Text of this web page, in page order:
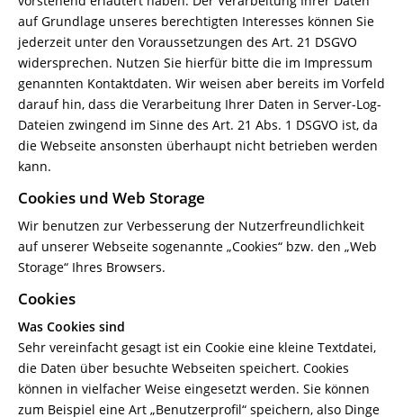
auf Grundlage unseres berechtigten Interesses können Sie
jederzeit unter den Voraussetzungen des Art. 21 DSGVO
widersprechen. Nutzen Sie hierfür bitte die im Impressum
genannten Kontaktdaten. Wir weisen aber bereits im Vorfeld
darauf hin, dass die Verarbeitung Ihrer Daten in Server-Log-
Dateien zwingend im Sinne des Art. 21 Abs. 1 DSGVO ist, da
die Webseite ansonsten überhaupt nicht betrieben werden
kann.
Cookies und Web Storage
Wir benutzen zur Verbesserung der Nutzerfreundlichkeit
auf unserer Webseite sogenannte „Cookies“ bzw. den „Web
Storage“ Ihres Browsers.
Cookies
Was Cookies sind
Sehr vereinfacht gesagt ist ein Cookie eine kleine Textdatei,
die Daten über besuchte Webseiten speichert. Cookies
können in vielfacher Weise eingesetzt werden. Sie können
zum Beispiel eine Art „Benutzerprofil“ speichern, also Dinge